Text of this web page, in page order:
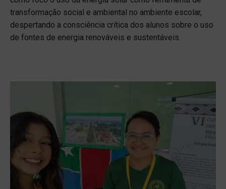
transformação social e ambiental no ambiente escolar,
despertando a consciência crítica dos alunos sobre o uso
de fontes de energia renováveis e sustentáveis.